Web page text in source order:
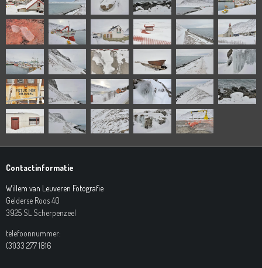
Contactinformatie
Willem van Leuveren Fotografie
Gelderse Roos 40
3925 SL Scherpenzeel
telefoonnummer:
(31)33 277 1816